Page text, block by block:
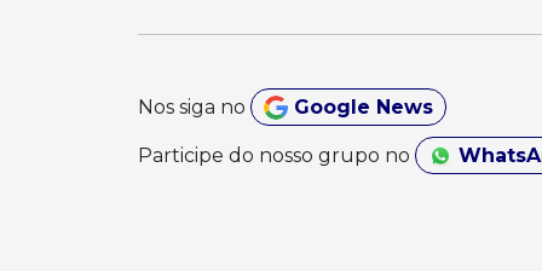
Nos siga no Google News
Participe do nosso grupo no